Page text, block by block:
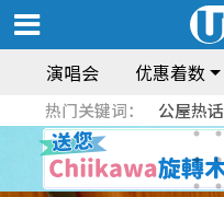
演唱会 优惠着数
热门关键词： 公屋热话